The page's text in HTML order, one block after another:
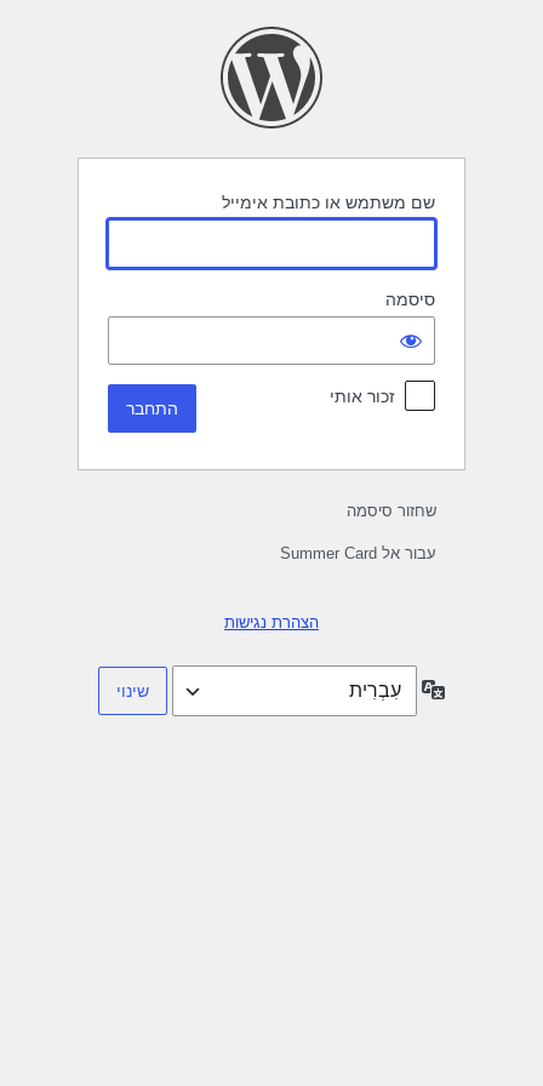
שם משתמש או כתובת אימייל
סיסמה
זכור אותי
שחזור סיסמה
עבור אל Summer Card
הצהרת נגישות
שפה